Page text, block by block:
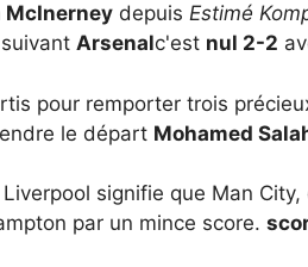
McInerney depuis Estimé
suivant Arsenalc'est nul 2-2
pour remporter trois
le départ Mohamed
signifie que Man
par un mince score.